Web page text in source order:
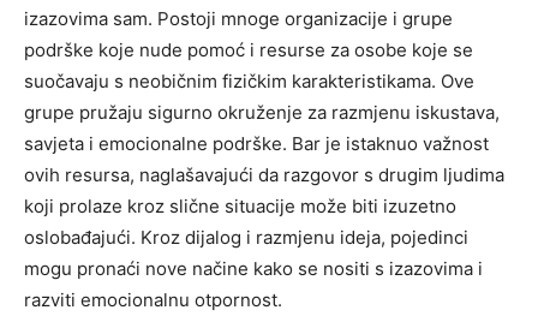
izazovima sam. Postoji mnoge organizacije i grupe
podrške koje nude pomoć i resurse za osobe koje se
suočavaju s neobičnim fizičkim karakteristikama. Ove
grupe pružaju sigurno okruženje za razmjenu iskustava,
savjeta i emocionalne podrške. Bar je istaknuo važnost
ovih resursa, naglašavajući da razgovor s drugim ljudima
koji prolaze kroz slične situacije može biti izuzetno
oslobađajući. Kroz dijalog i razmjenu ideja, pojedinci
mogu pronaći nove načine kako se nositi s izazovima i
razviti emocionalnu otpornost.